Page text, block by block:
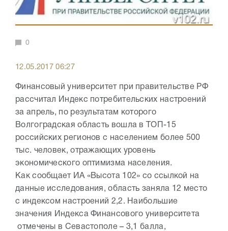
0
12.05.2017 06:27
Финансовый университет при правительстве РФ
рассчитал Индекс потребительских настроений
за апрель, по результатам которого
Волгоградская область вошла в ТОП-15
российских регионов с населением более 500
тыс. человек, отражающих уровень
экономического оптимизма населения.
Как сообщает ИА «Высота 102» со ссылкой на
данные исследования, область заняла 12 место
с индексом настроений 2,2. Наибольшие
значения Индекса Финансового университета
отмечены в Севастополе – 3,1 балла,